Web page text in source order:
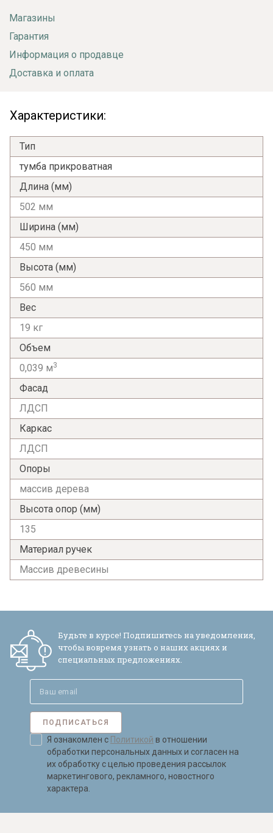
Я ознакомлен с
обработки персональных данных и
Магазины
Гарантия
Информация о продавце
Доставка и оплата
Характеристики:
Тип
тумба прикроватная
Длина (мм)
502 мм
Ширина (мм)
450 мм
Высота (мм)
560 мм
Вес
19 кг
Объем
0,039 м3
Фасад
ЛДСП
Каркас
ЛДСП
Опоры
массив дерева
Высота опор (мм)
135
Материал ручек
Массив древесины
Будьте в курсе! Подпишитесь на уведомления,
чтобы вовремя узнать о наших акциях и
специальных предложениях.
ПОДПИСАТЬСЯ
Я ознакомлен с Политикой в отношении
обработки персональных данных и согласен на
их обработку с целью проведения рассылок
маркетингового, рекламного, новостного
характера.